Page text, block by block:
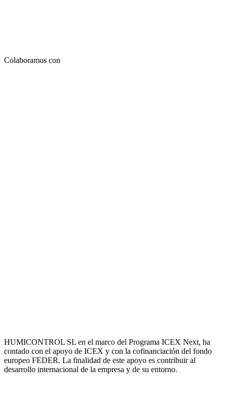
Colaboramos con
HUMICONTROL SL en el marco del Programa ICEX Next, ha
contado con el apoyo de ICEX y con la cofinanciación del fondo
europeo FEDER. La finalidad de este apoyo es contribuir al
desarrollo internacional de la empresa y de su entorno.